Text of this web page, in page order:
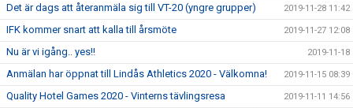
Det är dags att återanmäla sig till VT-20 (yngre grupper) 2019-11-28 11:42
IFK kommer snart att kalla till årsmöte 2019-11-27 12:08
Nu är vi igång.. yes!! 2019-11-18
Anmälan har öppnat till Lindås Athletics 2020 - Välkomna! 2019-11-15 08:39
Quality Hotel Games 2020 - Vinterns tävlingsresa 2019-11-11 14:56